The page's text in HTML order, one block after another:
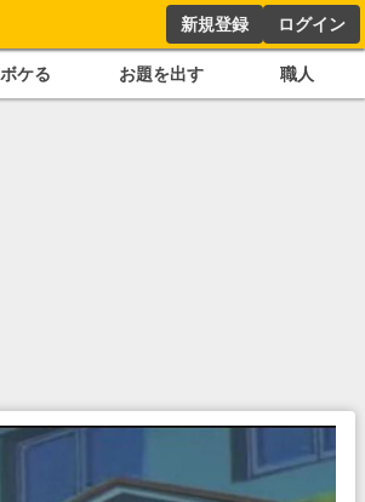
新規登録 ログイン
ボケる お題を出す 職人